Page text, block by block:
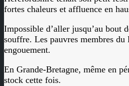
fortes chaleurs et affluence en
Impossible d’aller jusqu’au bout
souffre. Les pauvres membres
engouement.
En Grande-Bretagne, même en
stock cette fois.